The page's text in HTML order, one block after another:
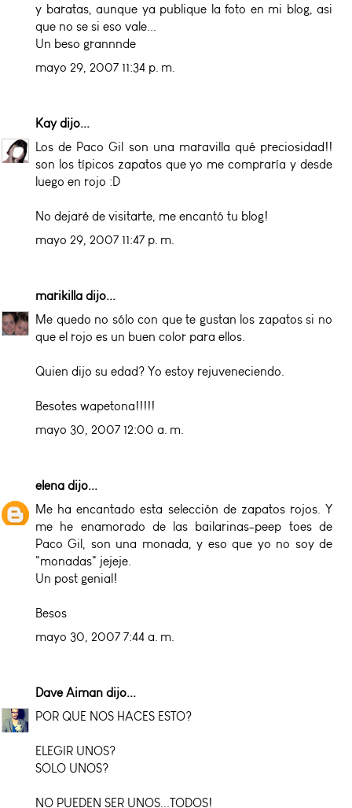
y baratas, aunque ya publique la foto en mi blog, asi
que no se si eso vale...
Un beso grannnde
mayo 29, 2007 11:34 p. m.
Kaydijo...
Los de Paco Gil son una maravilla qué preciosidad!!
son los típicos zapatos que yo me compraría y desde
luego en rojo :D
No dejaré de visitarte, me encantó tu blog!
mayo 29, 2007 11:47 p. m.
marikilla dijo...
Me quedo no sólo con que te gustan los zapatos si no
que el rojo es un buen color para ellos.
Quien dijo su edad? Yo estoy rejuveneciendo.
Besotes wapetona!!!!!
mayo 30, 2007 12:00 a. m.
elena dijo...
Me ha encantado esta selección de zapatos rojos. Y
me he enamorado de las bailarinas-peep toes de
Paco Gil, son una monada, y eso que yo no soy de
"monadas" jejeje.
Un post genial!
Besos
mayo 30, 2007 7:44 a. m.
Dave Aiman dijo...
POR QUE NOS HACES ESTO?
ELEGIR UNOS?
SOLO UNOS?
NO PUEDEN SER UNOS...TODOS!